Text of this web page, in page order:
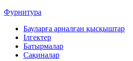
Фурнитура
Бауларға арналған қысқыштар
Ілгектер
Батырмалар
Сақиналар